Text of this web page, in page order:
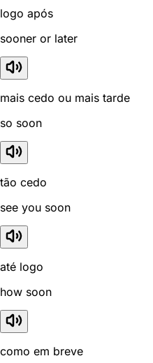
logo após
sooner or later
mais cedo ou mais tarde
so soon
tão cedo
see you soon
até logo
how soon
como em breve